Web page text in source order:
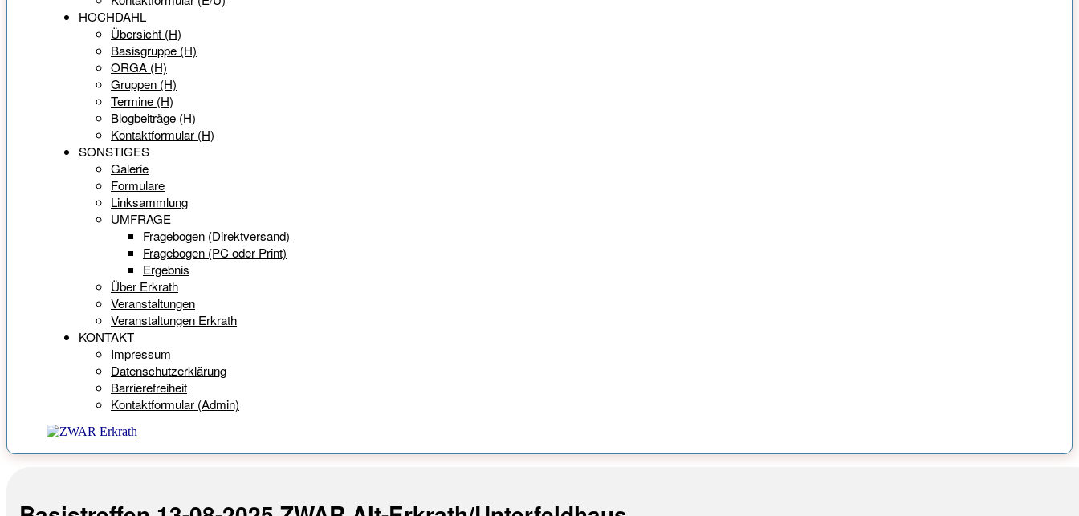
HOCHDAHL
Übersicht (H)
Basisgruppe (H)
ORGA (H)
Gruppen (H)
Termine (H)
Blogbeiträge (H)
Kontaktformular (H)
SONSTIGES
Galerie
Formulare
Linksammlung
UMFRAGE
Fragebogen (Direktversand)
Fragebogen (PC oder Print)
Ergebnis
Über Erkrath
Veranstaltungen
Veranstaltungen Erkrath
KONTAKT
Impressum
Datenschutzerklärung
Barrierefreiheit
Kontaktformular (Admin)